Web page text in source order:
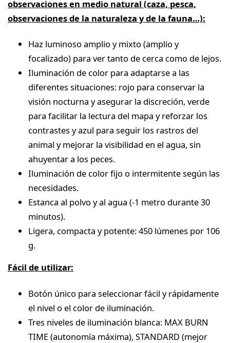
observaciones en medio natural (caza, pesca,
observaciones de la naturaleza y de la fauna…):
Haz luminoso amplio y mixto (amplio y
focalizado) para ver tanto de cerca como de lejos.
Iluminación de color para adaptarse a las
diferentes situaciones: rojo para conservar la
visión nocturna y asegurar la discreción, verde
para facilitar la lectura del mapa y reforzar los
contrastes y azul para seguir los rastros del
animal y mejorar la visibilidad en el agua, sin
ahuyentar a los peces.
Iluminación de color fijo o intermitente según las
necesidades.
Estanca al polvo y al agua (-1 metro durante 30
minutos).
Ligera, compacta y potente: 450 lúmenes por 106
g.
Fácil de utilizar:
Botón único para seleccionar fácil y rápidamente
el nivel o el color de iluminación.
Tres niveles de iluminación blanca: MAX BURN
TIME (autonomía máxima), STANDARD (mejor